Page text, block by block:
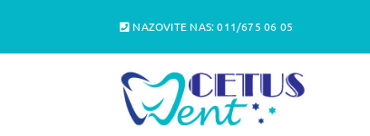
content
NAZOVITE NAS:011/675 06 05